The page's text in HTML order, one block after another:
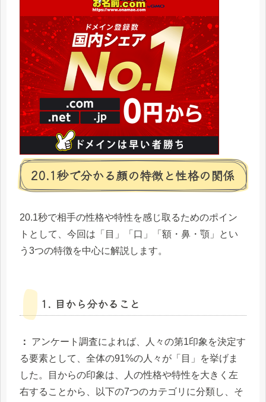
20.1秒で分かる顔の特徴と性格の関係
20.1秒で相手の性格や特性を感じ取るためのポイン
トとして、今回は「目」「口」「額・鼻・顎」とい
う3つの特徴を中心に解説します。
1. 目から分かること
：
アンケート調査によれば、人々の第1印象を決定す
る要素として、全体の91%の人々が「目」を挙げま
した。目からの印象は、人の性格や特性を大きく左
右することから、以下の7つのカテゴリに分類し、そ